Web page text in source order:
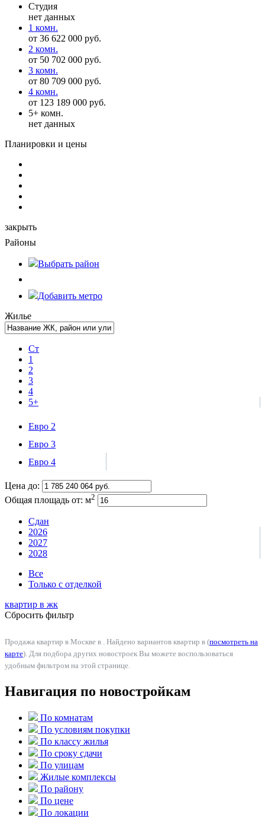
Студия
нет данных
1 комн.
от 36 622 000 руб.
2 комн.
от 50 702 000 руб.
3 комн.
от 80 709 000 руб.
4 комн.
от 123 189 000 руб.
5+ комн.
нет данных
Планировки и цены
закрыть
Районы
Выбрать район
Добавить метро
Жилье
Ст
1
2
3
4
5+
Евро 2
Евро 3
Евро 4
Цена до:
Общая площадь от: м2
Сдан
2026
2027
2028
Все
Только с отделкой
квартир в жк
Сбросить фильтр
Продажа квартир в Москве в . Найдено вариантов квартир в (посмотреть на
карте). Для подбора других новостроек Вы можете воспользоваться
удобным фильтром на этой странице.
Навигация по новостройкам
По комнатам
По условиям покупки
По классу жилья
По сроку сдачи
По улицам
Жилые комплексы
По району
По цене
По локации